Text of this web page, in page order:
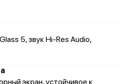
5, звук Hi-Res Audio,
экран, устойчивое к